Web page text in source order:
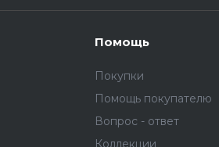
Помощь
Покупки
Помощь покупателю
Вопрос - ответ
Коллекции